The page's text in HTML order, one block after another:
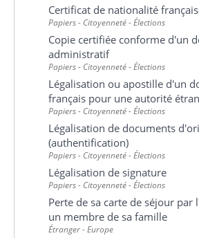
Certificat de nationalité
Papiers - Citoyenneté - Élections
Copie certifiée conforme d'un
administratif
Papiers - Citoyenneté - Élections
Légalisation ou apostille d'un
français pour une autorité
Papiers - Citoyenneté - Élections
Légalisation de documents
(authentification)
Papiers - Citoyenneté - Élections
Légalisation de signature
Papiers - Citoyenneté - Élections
Perte de sa carte de séjour par
un membre de sa famille
Étranger - Europe